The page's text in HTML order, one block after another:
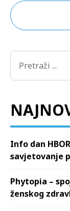
Info dan
savjetovanje
Phytopia –
ženskog